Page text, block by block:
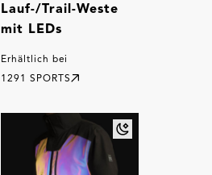
Lauf-/Trail-Weste
mit LEDs
Erhältlich bei
1291 SPORTS